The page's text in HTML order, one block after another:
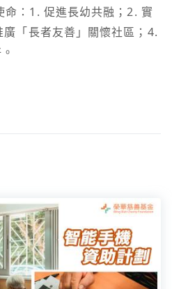
命：1. 促進長幼共融；2. 實
「長者友善」關懷社區；4.